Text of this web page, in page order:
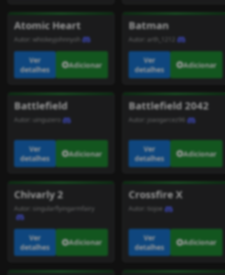
Atomic Heart
Autor: whiskeyjohnnyoh
Ver
detalhes
Adicionar
Batman
Autor: arth_1212
Ver
detalhes
Adicionar
Battlefield
Autor: uinguzero
Ver
detalhes
Adicionar
Battlefield 2042
Autor: joaogarcez96
Ver
detalhes
Adicionar
Chivarly 2
Autor: singularflyingarmfairy
Ver
detalhes
Adicionar
Crossfire X
Autor: tiojoe
Ver
detalhes
Adicionar